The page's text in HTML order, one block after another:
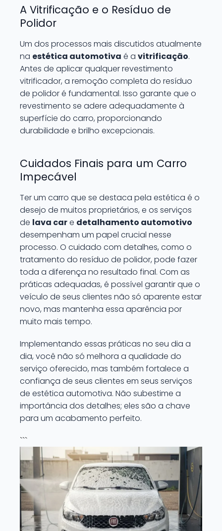
A Vitrificação e o Resíduo de
Polidor
Um dos processos mais discutidos atualmente
na estética automotiva é a vitrificação.
Antes de aplicar qualquer revestimento
vitrificador, a remoção completa do resíduo
de polidor é fundamental. Isso garante que o
revestimento se adere adequadamente à
superfície do carro, proporcionando
durabilidade e brilho excepcionais.
Cuidados Finais para um Carro
Impecável
Ter um carro que se destaca pela estética é o
desejo de muitos proprietários, e os serviços
de lava care detalhamento automotivo
desempenham um papel crucial nesse
processo. O cuidado com detalhes, como o
tratamento do resíduo de polidor, pode fazer
toda a diferença no resultado final. Com as
práticas adequadas, é possível garantir que o
veículo de seus clientes não só aparente estar
novo, mas mantenha essa aparência por
muito mais tempo.
Implementando essas práticas no seu dia a
dia, você não só melhora a qualidade do
serviço oferecido, mas também fortalece a
confiança de seus clientes em seus serviços
de estética automotiva. Não subestime a
importância dos detalhes; eles são a chave
para um acabamento perfeito.
```